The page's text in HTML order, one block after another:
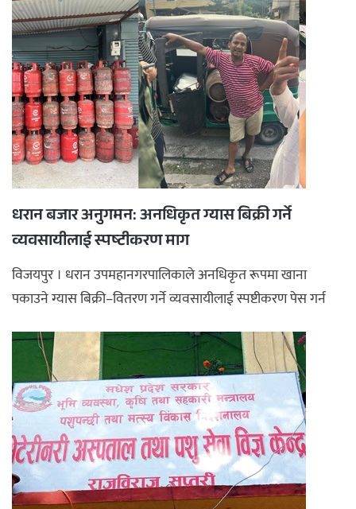
धरान बजार अनुगमन: अनधिकृत ग्यास बिक्री गर्ने
व्यवसायीलाई स्पष्टीकरण माग
विजयपुर । धरान उपमहानगरपालिकाले अनधिकृत रूपमा खाना
पकाउने ग्यास बिक्री–वितरण गर्ने व्यवसायीलाई स्पष्टीकरण पेस गर्न